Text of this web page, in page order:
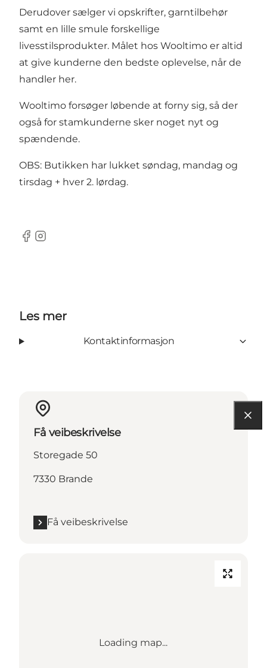
Derudover sælger vi opskrifter, garntilbehør
samt en lille smule forskellige
livesstilsprodukter. Målet hos Wooltimo er altid
at give kunderne den bedste oplevelse, når de
handler her.
Wooltimo forsøger løbende at forny sig, så der
også for stamkunderne sker noget nyt og
spændende.
OBS: Butikken har lukket søndag, mandag og
tirsdag + hver 2. lørdag.
Facebook
Instagram
Les mer
Kontaktinformasjon
Få veibeskrivelse
Storegade 50
7330 Brande
Få veibeskrivelse
Loading map...